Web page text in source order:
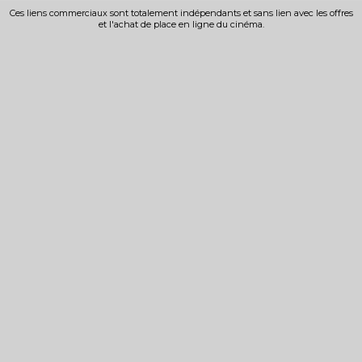
Ces liens commerciaux sont totalement indépendants et sans lien avec les offres
et l'achat de place en ligne du cinéma.